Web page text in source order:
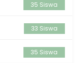
35 Siswa
33 Siswa
35 Siswa